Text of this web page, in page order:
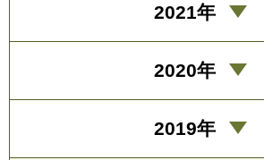
2021年
2020年
2019年